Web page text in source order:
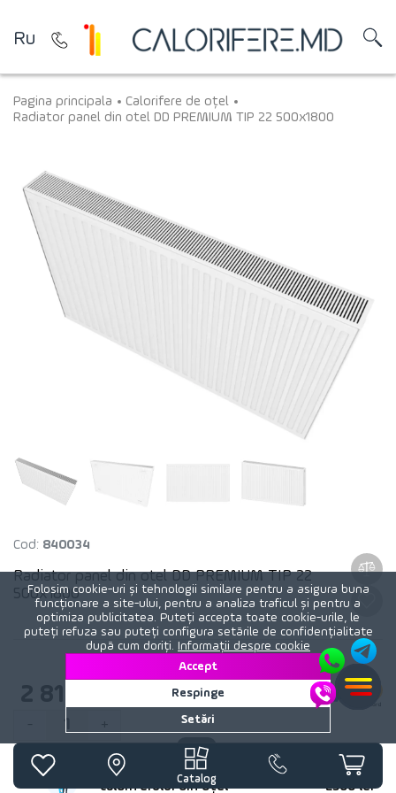
Ru
Catalog
Pagina principala
Calorifere de oțel
Radiator panel din otel DD PREMIUM TIP 22 500x1800
Cod: 840034
Radiator panel din otel DD PREMIUM TIP 22
500x1800
2 815
- +
Instalarea radiatorului sau
caloriferului din oțel
Preț
2500 lei
Folosim cookie-uri și tehnologii similare pentru a asigura buna
funcționare a site-ului, pentru a analiza traficul și pentru a
optimiza publicitatea. Puteți accepta toate cookie-urile, le
puteți refuza sau puteți configura setările de confidențialitate
după cum doriți.
Informații despre cookie
Accept
Respinge
Setări